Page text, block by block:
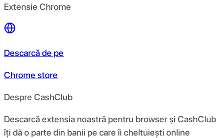
Extensie Chrome
Descarcă de pe
Chrome store
Despre CashClub
Descarcă extensia noastră pentru browser și CashClub
îți dă o parte din banii pe care îi cheltuiești online